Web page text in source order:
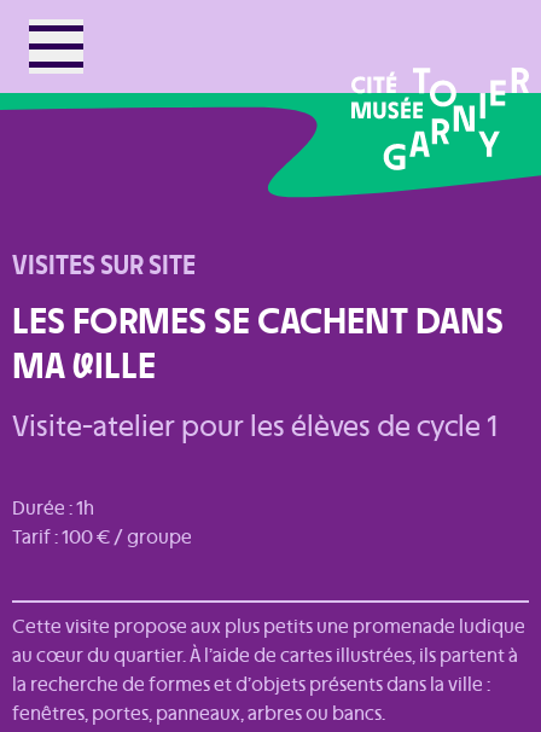
VISITES SUR SITE
LES FORMES SE CACHENT DANS
MA V ILLE
Visite-atelier pour les élèves de cycle 1
Durée : 1h
Tarif : 100 € / groupe
Cette visite propose aux plus petits une promenade ludique
au cœur du quartier. À l’aide de cartes illustrées, ils partent à
la recherche de formes et d’objets présents dans la ville :
fenêtres, portes, panneaux, arbres ou bancs.